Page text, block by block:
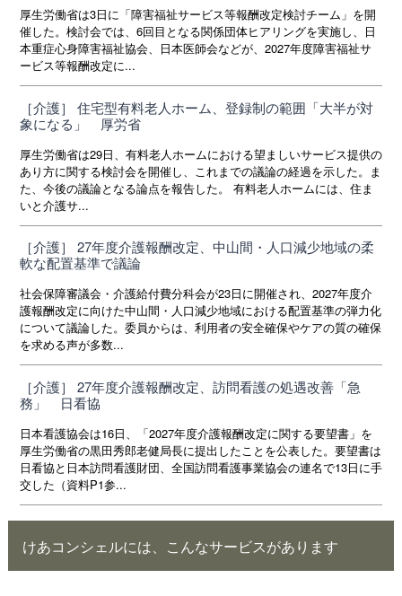
厚生労働省は3日に「障害福祉サービス等報酬改定検討チーム」を開
催した。検討会では、6回目となる関係団体ヒアリングを実施し、日
本重症心身障害福祉協会、日本医師会などが、2027年度障害福祉サ
ービス等報酬改定に...
［介護］ 住宅型有料老人ホーム、登録制の範囲「大半が対
象になる」 厚労省
厚生労働省は29日、有料老人ホームにおける望ましいサービス提供の
あり方に関する検討会を開催し、これまでの議論の経過を示した。ま
た、今後の議論となる論点を報告した。 有料老人ホームには、住ま
いと介護サ...
［介護］ 27年度介護報酬改定、中山間・人口減少地域の柔
軟な配置基準で議論
社会保障審議会・介護給付費分科会が23日に開催され、2027年度介
護報酬改定に向けた中山間・人口減少地域における配置基準の弾力化
について議論した。委員からは、利用者の安全確保やケアの質の確保
を求める声が多数...
［介護］ 27年度介護報酬改定、訪問看護の処遇改善「急
務」 日看協
日本看護協会は16日、「2027年度介護報酬改定に関する要望書」を
厚生労働省の黒田秀郎老健局長に提出したことを公表した。要望書は
日看協と日本訪問看護財団、全国訪問看護事業協会の連名で13日に手
交した（資料P1参...
けあコンシェルには、こんなサービスがあります